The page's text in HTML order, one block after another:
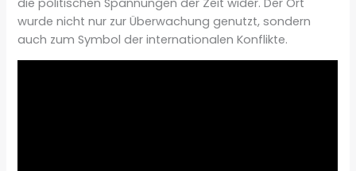
wurde nicht nur zur Überwachung genutzt, sondern
auch zum Symbol der internationalen Konflikte.